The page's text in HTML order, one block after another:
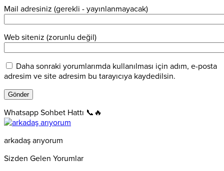
Mail adresiniz (gerekli - yayınlanmayacak)
Web siteniz (zorunlu değil)
Daha sonraki yorumlarımda kullanılması için adım, e-posta
adresim ve site adresim bu tarayıcıya kaydedilsin.
Whatsapp Sohbet Hattı 📞🔥
arkadaş arıyorum
Sizden Gelen Yorumlar